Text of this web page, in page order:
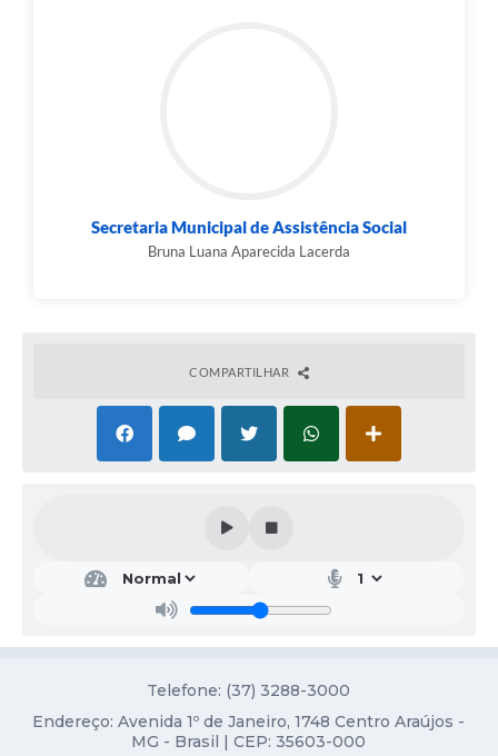
Enquete
Secretaria Municipal de Assistência Social
Bruna Luana Aparecida Lacerda
COMPARTILHAR
Telefone: (37) 3288-3000
Endereço: Avenida 1º de Janeiro, 1748 Centro Araújos -
MG - Brasil | CEP: 35603-000